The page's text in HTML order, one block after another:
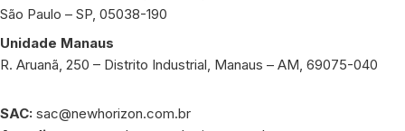
São Paulo – SP, 05038-190
Unidade Manaus
R. Aruanã, 250 – Distrito Industrial, Manaus – AM, 69075-040
SAC: sac@newhorizon.com.br